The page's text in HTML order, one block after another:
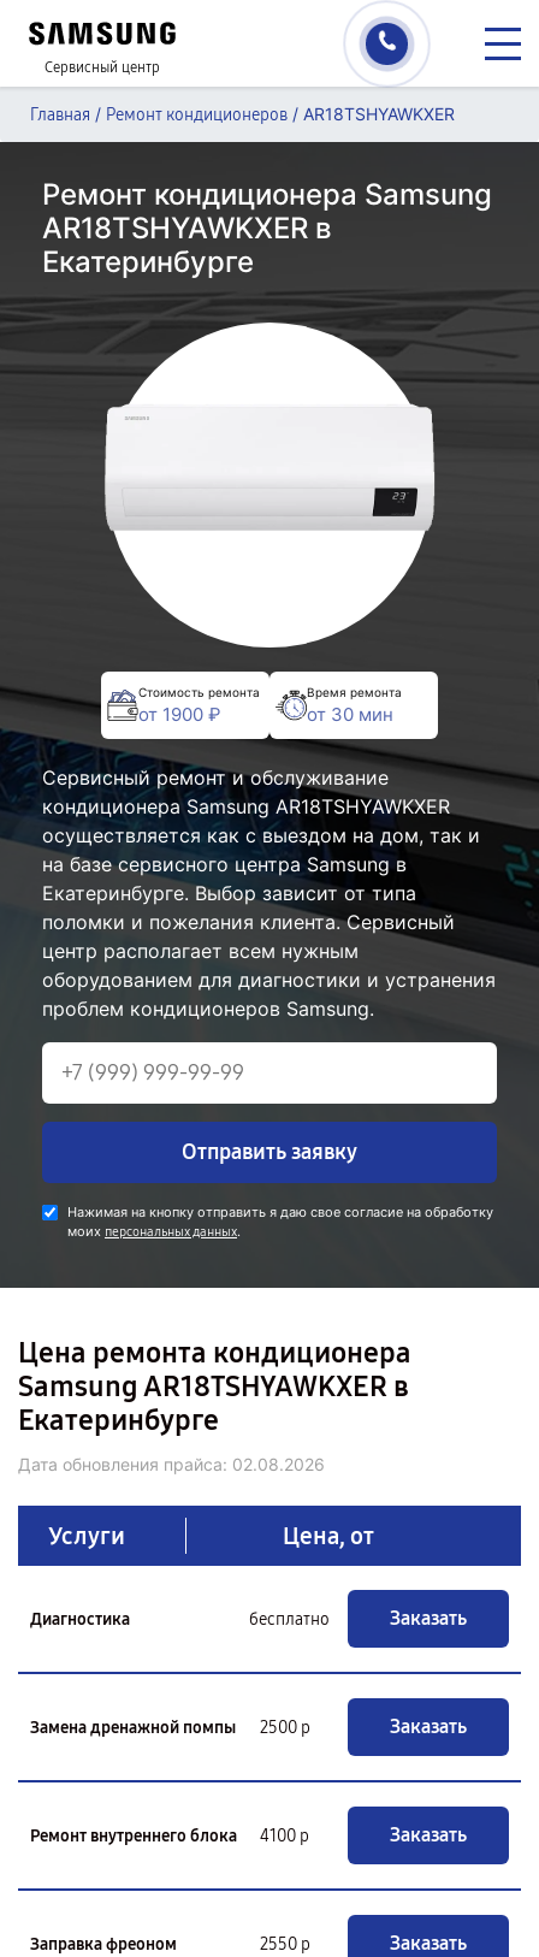
Сервисный центр
Главная / Ремонт кондиционеров / AR18TSHYAWKXER
Ремонт кондиционера Samsung
AR18TSHYAWKXER в
Екатеринбурге
Стоимость ремонта
от 1900 ₽
Время ремонта
от 30 мин
Сервисный ремонт и обслуживание
кондиционера Samsung AR18TSHYAWKXER
осуществляется как с выездом на дом, так и
на базе сервисного центра Samsung в
Екатеринбурге. Выбор зависит от типа
поломки и пожелания клиента. Сервисный
центр располагает всем нужным
оборудованием для диагностики и устранения
проблем кондиционеров Samsung.
Отправить заявку
Нажимая на кнопку отправить я даю свое согласие на обработку
моих персональных данных.
Цена ремонта кондиционера
Samsung AR18TSHYAWKXER в
Екатеринбурге
Дата обновления прайса: 02.08.2026
Услуги Цена, от
Диагностика бесплатно Заказать
Замена дренажной помпы 2500 р Заказать
Ремонт внутреннего блока 4100 р Заказать
Заправка фреоном 2550 р Заказать